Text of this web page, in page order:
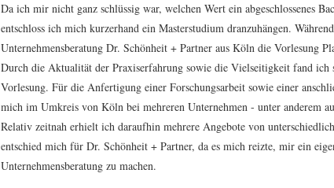
Da ich mir nicht ganz schlüssig war, welchen Wert ein abgeschlossenes
entschloss ich mich kurzerhand ein Masterstudium dranzuhängen.
Unternehmensberatung Dr. Schönheit + Partner aus Köln die Vorlesung
Durch die Aktualität der Praxiserfahrung sowie die Vielseitigkeit fand ich
Vorlesung. Für die Anfertigung einer Forschungsarbeit sowie einer
mich im Umkreis von Köln bei mehreren Unternehmen - unter anderem
Relativ zeitnah erhielt ich daraufhin mehrere Angebote von
entschied mich für Dr. Schönheit + Partner, da es mich reizte, mir ein
Unternehmensberatung zu machen.